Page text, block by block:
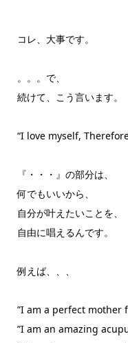
コレ、大事です。
。。。で、
続けて、こう言います。
“I love myself,
『・・・』の部分は、
何でもいいから、
自分が叶えたいことを、
自由に唱えるんです。
例えば、、、
”I am a perfect mother
”I am an amazing